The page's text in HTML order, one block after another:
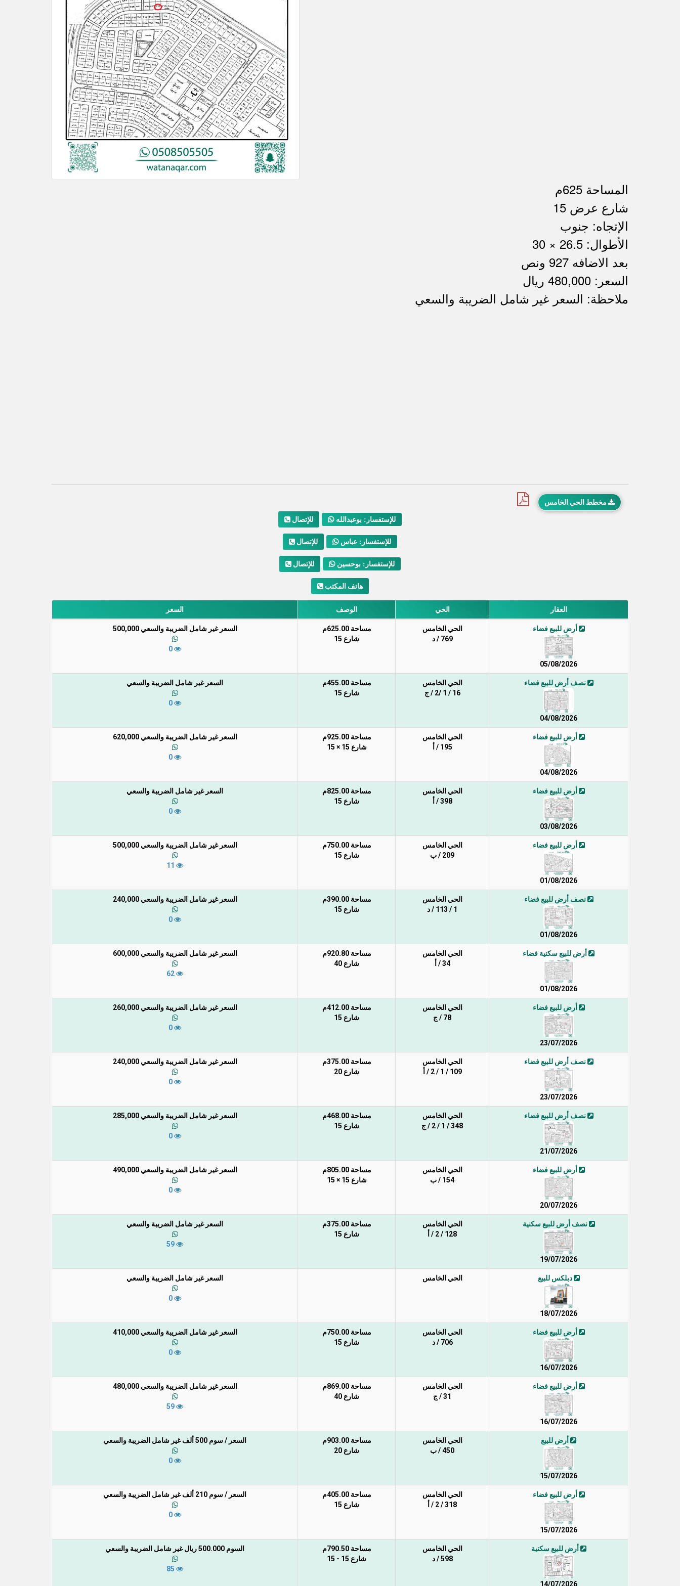
المساحة 625م
شارع عرض 15
الإتجاه: جنوب
الأطوال: 26.5 × 30
بعد الاضافه 927 ونص
السعر: 480,000 ريال
ملاحظة: السعر غير شامل الضريبة والسعي
مخطط الحي الخامس
للإتصال للإستفسار: بوعبدالله
للإتصال للإستفسار: عباس
للإتصال للإستفسار: بوحسين
هاتف المكتب
العقار الحي الوصف السعر
أرض للبيع فضاء
05/08/2026
الحي الخامس
769 / د
مساحة 625.00م
شارع 15
السعر غير شامل الضريبة والسعي 500,000
نصف أرض للبيع فضاء
04/08/2026
الحي الخامس
16 / 1 /2 / ج
مساحة 455.00م
شارع 15
السعر غير شامل الضريبة والسعي
أرض للبيع فضاء
04/08/2026
الحي الخامس
195 / أ
مساحة 925.00م
شارع 15 × 15
السعر غير شامل الضريبة والسعي 620,000
أرض للبيع فضاء
03/08/2026
الحي الخامس
398 / أ
مساحة 825.00م
شارع 15
السعر غير شامل الضريبة والسعي
أرض للبيع فضاء
01/08/2026
الحي الخامس
209 / ب
مساحة 750.00م
شارع 15
السعر غير شامل الضريبة والسعي 500,000
نصف أرض للبيع فضاء
01/08/2026
الحي الخامس
1 / 113 / د
مساحة 390.00م
شارع 15
السعر غير شامل الضريبة والسعي 240,000
أرض للبيع سكنية فضاء
01/08/2026
الحي الخامس
34 / أ
مساحة 920.80م
شارع 40
السعر غير شامل الضريبة والسعي 600,000
أرض للبيع فضاء
23/07/2026
الحي الخامس
78 / ج
مساحة 412.00م
شارع 15
السعر غير شامل الضريبة والسعي 260,000
نصف أرض للبيع فضاء
23/07/2026
الحي الخامس
109 / 1 / 2 / أ
مساحة 375.00م
شارع 20
السعر غير شامل الضريبة والسعي 240,000
نصف أرض للبيع فضاء
21/07/2026
الحي الخامس
348 / 1 / 2 / ج
مساحة 468.00م
شارع 15
السعر غير شامل الضريبة والسعي 285,000
أرض للبيع فضاء
20/07/2026
الحي الخامس
154 / ب
مساحة 805.00م
شارع 15 × 15
السعر غير شامل الضريبة والسعي 490,000
نصف أرض للبيع سكنية
19/07/2026
الحي الخامس
128 / 2 / أ
مساحة 375.00م
شارع 15
السعر غير شامل الضريبة والسعي
دبلكس للبيع
18/07/2026
الحي الخامس السعر غير شامل الضريبة والسعي
أرض للبيع فضاء
16/07/2026
الحي الخامس
706 / د
مساحة 750.00م
شارع 15
السعر غير شامل الضريبة والسعي 410,000
أرض للبيع فضاء
16/07/2026
الحي الخامس
31 / ج
مساحة 869.00م
شارع 40
السعر غير شامل الضريبة والسعي 480,000
أرض للبيع
15/07/2026
الحي الخامس
450 / ب
مساحة 903.00م
شارع 20
السعر / سوم 500 ألف غير شامل الضريبة والسعي
أرض للبيع فضاء
15/07/2026
الحي الخامس
318 / 2 / أ
مساحة 405.00م
شارع 15
السعر / سوم 210 ألف غير شامل الضريبة والسعي
أرض للبيع سكنية
14/07/2026
الحي الخامس
598 / د
مساحة 790.50م
شارع 15 - 15
السوم 500.000 ريال غير شامل الضريبة والسعي